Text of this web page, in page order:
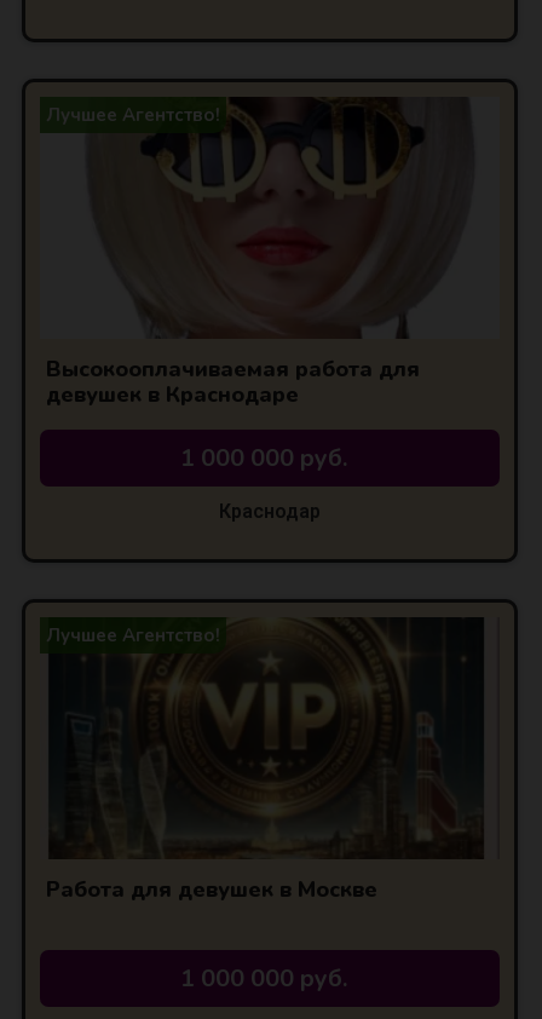
Лучшее Агентство!
Высокооплачиваемая работа для
девушек в Краснодаре
1 000 000 руб.
Краснодар
Лучшее Агентство!
Работа для девушек в Москве
1 000 000 руб.